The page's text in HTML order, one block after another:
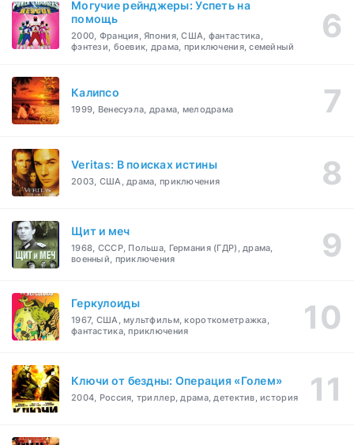
Могучие рейнджеры: Успеть на
помощь
2000, Франция, Япония, США, фантастика,
фэнтези, боевик, драма, приключения, семейный
Калипсо
1999, Венесуэла, драма, мелодрама
Veritas: В поисках истины
2003, США, драма, приключения
Щит и меч
1968, СССР, Польша, Германия (ГДР), драма,
военный, приключения
Геркулоиды
1967, США, мультфильм, короткометражка,
фантастика, приключения
Ключи от бездны: Операция «Голем»
2004, Россия, триллер, драма, детектив, история